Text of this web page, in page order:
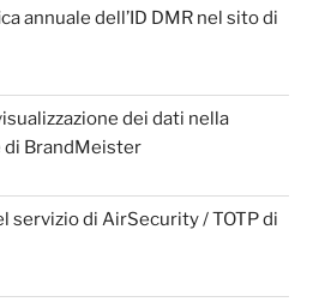
annuale dell’ID DMR nel sito di
dei dati nella
di BrandMeister
servizio di AirSecurity / TOTP di